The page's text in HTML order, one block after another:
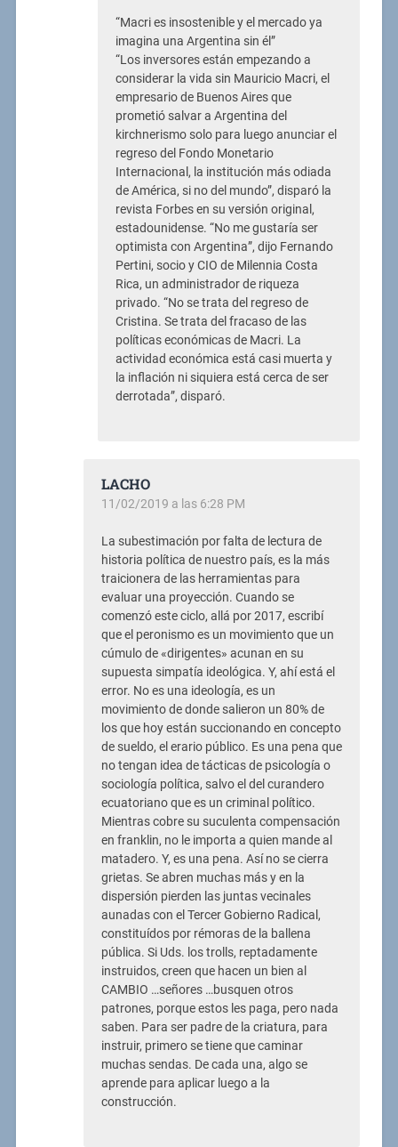
“Macri es insostenible y el mercado ya
imagina una Argentina sin él”
“Los inversores están empezando a
considerar la vida sin Mauricio Macri, el
empresario de Buenos Aires que
prometió salvar a Argentina del
kirchnerismo solo para luego anunciar el
regreso del Fondo Monetario
Internacional, la institución más odiada
de América, si no del mundo”, disparó la
revista Forbes en su versión original,
estadounidense. “No me gustaría ser
optimista con Argentina”, dijo Fernando
Pertini, socio y CIO de Milennia Costa
Rica, un administrador de riqueza
privado. “No se trata del regreso de
Cristina. Se trata del fracaso de las
políticas económicas de Macri. La
actividad económica está casi muerta y
la inflación ni siquiera está cerca de ser
derrotada”, disparó.
LACHO
11/02/2019 a las 6:28 PM
La subestimación por falta de lectura de
historia política de nuestro país, es la más
traicionera de las herramientas para
evaluar una proyección. Cuando se
comenzó este ciclo, allá por 2017, escribí
que el peronismo es un movimiento que un
cúmulo de «dirigentes» acunan en su
supuesta simpatía ideológica. Y, ahí está el
error. No es una ideología, es un
movimiento de donde salieron un 80% de
los que hoy están succionando en concepto
de sueldo, el erario público. Es una pena que
no tengan idea de tácticas de psicología o
sociología política, salvo el del curandero
ecuatoriano que es un criminal político.
Mientras cobre su suculenta compensación
en franklin, no le importa a quien mande al
matadero. Y, es una pena. Así no se cierra
grietas. Se abren muchas más y en la
dispersión pierden las juntas vecinales
aunadas con el Tercer Gobierno Radical,
constituídos por rémoras de la ballena
pública. Si Uds. los trolls, reptadamente
instruidos, creen que hacen un bien al
CAMBIO …señores …busquen otros
patrones, porque estos les paga, pero nada
saben. Para ser padre de la criatura, para
instruir, primero se tiene que caminar
muchas sendas. De cada una, algo se
aprende para aplicar luego a la
construcción.